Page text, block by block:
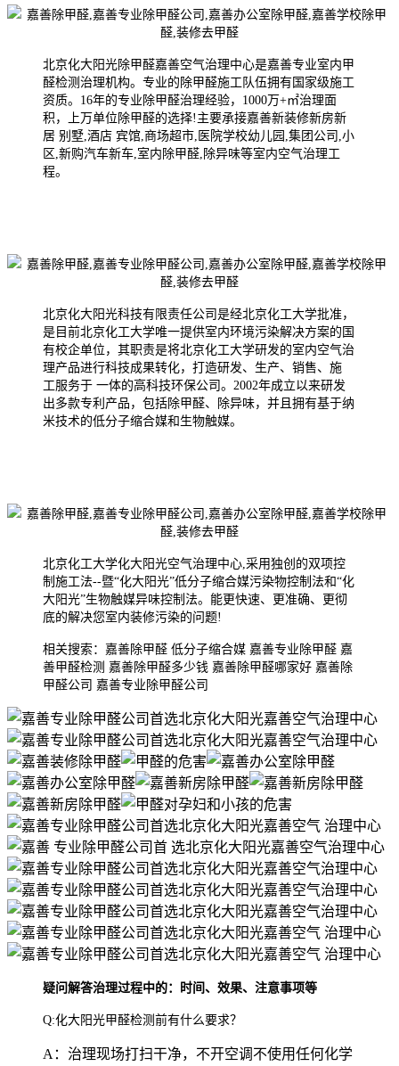
北京化大阳光除甲醛嘉善空气治理中心是嘉善专业室内甲
醛检测治理机构。专业的除甲醛施工队伍拥有国家级施工
资质。16年的专业除甲醛治理经验，1000万+㎡治理面
积，上万单位除甲醛的选择!主要承接嘉善新装修新房新
居 别墅,酒店 宾馆,商场超市,医院学校幼儿园,集团公司,小
区,新购汽车新车,室内除甲醛,除异味等室内空气治理工
程。
北京化大阳光科技有限责任公司是经北京化工大学批准，
是目前北京化工大学唯一提供室内环境污染解决方案的国
有校企单位，其职责是将北京化工大学研发的室内空气治
理产品进行科技成果转化，打造研发、生产、销售、施
工服务于 一体的高科技环保公司。2002年成立以来研发
出多款专利产品，包括除甲醛、除异味，并且拥有基于纳
米技术的低分子缩合媒和生物触媒。
北京化工大学化大阳光空气治理中心,采用独创的双项控
制施工法--暨“化大阳光”低分子缩合媒污染物控制法和“化
大阳光”生物触媒异味控制法。能更快速、更准确、更彻
底的解决您室内装修污染的问题!
相关搜索：嘉善除甲醛 低分子缩合媒 嘉善专业除甲醛 嘉
善甲醛检测 嘉善除甲醛多少钱 嘉善除甲醛哪家好 嘉善除
甲醛公司 嘉善专业除甲醛公司
疑问解答治理过程中的：时间、效果、注意事项等
Q:化大阳光甲醛检测前有什么要求？
A：治理现场打扫干净，不开空调不使用任何化学